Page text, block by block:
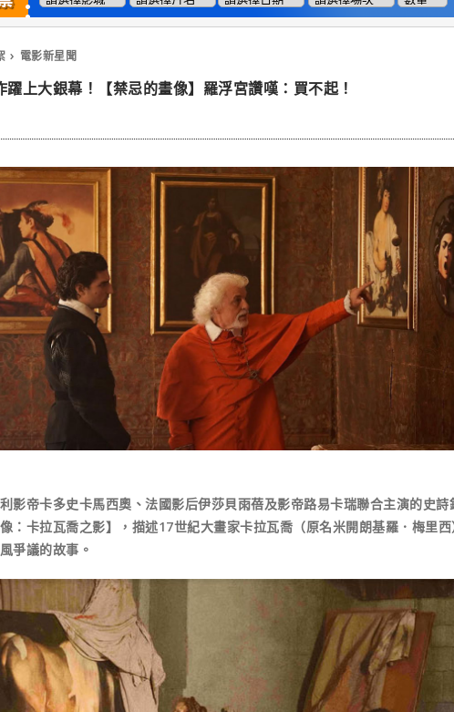
電影新星聞
躍上大銀幕！【禁忌的畫像】羅浮宮讚嘆：買不起！
影帝卡多史卡馬西奧、法國影后伊莎貝雨蓓及影帝路易卡瑞聯合主演的史詩
：卡拉瓦喬之影】，描述17世紀大畫家卡拉瓦喬（原名米開朗基羅．梅里
爭議的故事。